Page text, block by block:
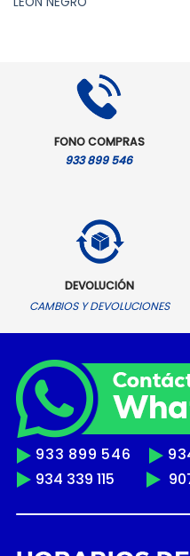
FONO COMPRAS
933 899 546
DEVOLUCIÓN
CAMBIOS Y DEVOLUCIONES
933 899 546
934 339 115